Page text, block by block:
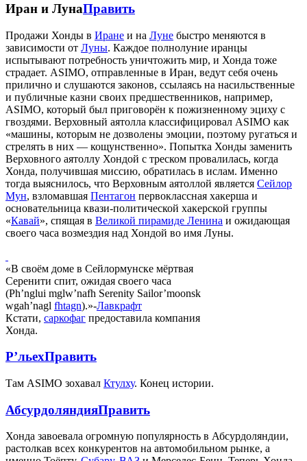
Иран и ЛунаПравить
Продажи Хонды в Иране и на Луне быстро меняются в
зависимости от Луны. Каждое полнолуние иранцы
испытывают потребность уничтожить мир, и Хонда тоже
страдает. ASIMO, отправленные в Иран, ведут себя очень
прилично и слушаются законов, ссылаясь на насильственные
и публичные казни своих предшественников, например,
ASIMO, который был приговорён к пожизненному эциху с
гвоздями. Верховный аятолла классифицировал ASIMO как
«машины, которым не дозволены эмоции, поэтому ругаться и
стрелять в них — кощунственно». Попытка Хонды заменить
Верховного аятоллу Хондой с треском провалилась, когда
Хонда, получившая миссию, обратилась в ислам. Именно
тогда выяснилось, что Верховным аятоллой является Сейлор
Мун, взломавшая Пентагон первоклассная хакерша и
основательница квази-политической хакерской группы
«Кавай», спящая в Великой пирамиде Ленина и ожидающая
своего часа возмездия над Хондой во имя Луны.
«В своём доме в Сейлормунске мёртвая
Серенити спит, ожидая своего часа
(Ph’nglui mglw’nafh Serenity Sailor’moonsk
wgah’nagl fhtagn).»-Лавкрафт
Кстати, саркофаг предоставила компания
Хонда.
Р’льехПравить
Там ASIMO зохавал Ктулху. Конец истории.
АбсурдоляндияПравить
Хонда завоевала огромную популярность в Абсурдоляндии,
растолкав всех конкурентов на автомобильном рынке, а